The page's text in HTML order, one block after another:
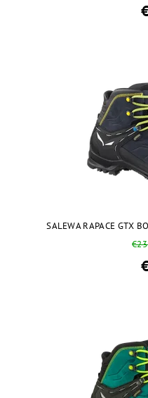
SALEWA RAPACE GTX